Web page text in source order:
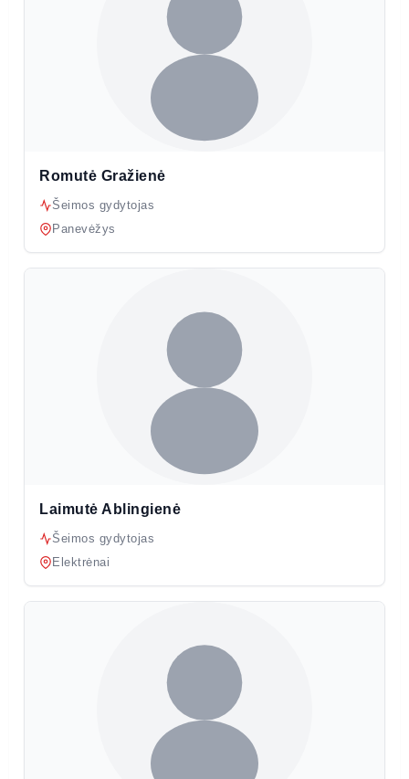
Romutė Gražienė
Šeimos gydytojas
Panevėžys
Laimutė Ablingienė
Šeimos gydytojas
Elektrėnai